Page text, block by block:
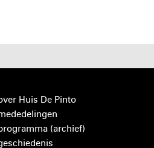
Huis De Pinto
(archief)